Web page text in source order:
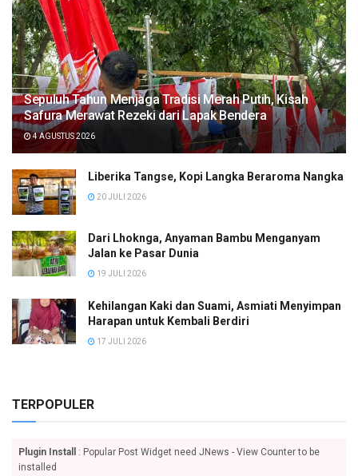
Sepuluh Tahun Menjaga Tradisi Merah Putih, Kisah
Safura Merawat Rezeki dari Lapak Bendera
4 AGUSTUS 2026
Liberika Tangse, Kopi Langka Beraroma Nangka
20 JULI 2026
Dari Lhoknga, Anyaman Bambu Menganyam
Jalan ke Pasar Dunia
19 JULI 2026
Kehilangan Kaki dan Suami, Asmiati Menyimpan
Harapan untuk Kembali Berdiri
17 JULI 2026
TERPOPULER
Plugin Install
: Popular Post Widget need JNews - View Counter to be
installed